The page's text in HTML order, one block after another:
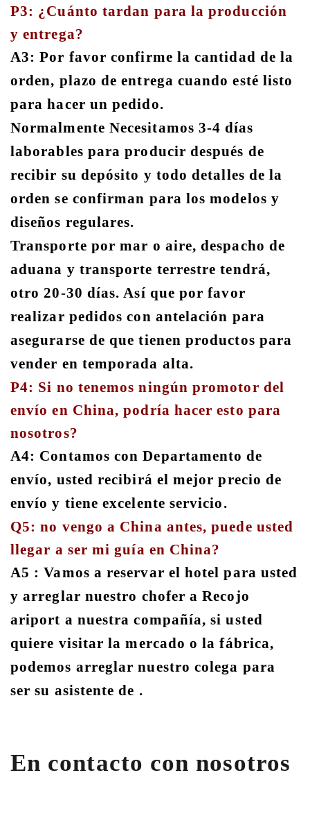
P3: ¿Cuánto tardan para la producción
y entrega?
A3: Por favor confirme la cantidad de la
orden, plazo de entrega cuando esté listo
para hacer un pedido.
Normalmente Necesitamos 3-4 días
laborables para producir después de
recibir su depósito y todo detalles de la
orden se confirman para los modelos y
diseños regulares.
Transporte por mar o aire, despacho de
aduana y transporte terrestre tendrá,
otro 20-30 días. Así que por favor
realizar pedidos con antelación para
asegurarse de que tienen productos para
vender en temporada alta.
P4: Si no tenemos ningún promotor del
envío en China, podría hacer esto para
nosotros?
A4: Contamos con Departamento de
envío, usted recibirá el mejor precio de
envío y tiene excelente servicio.
Q5: no vengo a China antes, puede usted
llegar a ser mi guía en China?
A5 : Vamos a reservar el hotel para usted
y arreglar nuestro chofer a Recojo
ariport a nuestra compañía, si usted
quiere visitar la mercado o la fábrica,
podemos arreglar nuestro colega para
ser su asistente de .
En contacto con nosotros